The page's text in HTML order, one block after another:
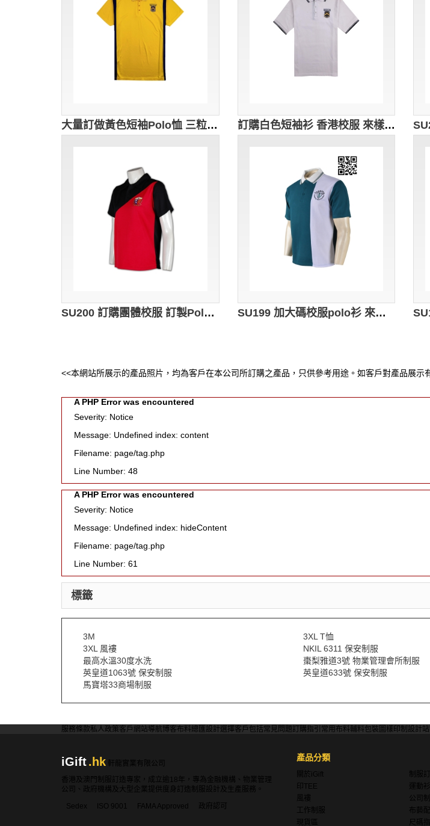
大量訂做黃色短袖Polo恤 三粒鈕扣 來樣訂做學校團隊服 校服派對 校服網上訂購 訂購學校籃球服 校服店 澳洲 SU204 訂購白色短袖衫 香港校服 來樣訂做Polo校服 校友會 舊生紀念 設計男裝Polo短袖衫 校服制服批發 澳洲 高中 校服 SU203
SU200 訂購團體校服 訂製Polo短袖 設計Polo衫款式 來樣訂購校服制服 校服供應商HK SU199 加大碼校服polo衫 來樣訂做 團體繡花運動制服polo衫 logo設計polo衫 校服polo衫專門店
<<本網站所展示的產品照片，均為客戶在本公司所訂購之產品，只供參考用途。如客戶對產品展
A PHP Error was encountered
Severity: Notice
Message: Undefined index: content
Filename: page/tag.php
Line Number: 48
A PHP Error was encountered
Severity: Notice
Message: Undefined index: hideContent
Filename: page/tag.php
Line Number: 61
標籤
3M 3XL T恤
3XL 風褸
NKIL 6311 保安制服
最高水溫30度水洗
棗梨雅道3號 物業管理會所制服
英皇道1063號 保安制服
英皇道633號 保安制服
馬寶塔33商場制服
服務條款私人政策客戶 網站導航博客布料總匯設計選擇客戶包括常見問題訂購指引 常用布料輔料包裝 圖樣印制 設計站
iGift.hk
軒龍實業有限公司
香港及澳門制服訂造專家，成立逾18年，專為金融機構、物業管理
公司、政府機構及大型企業提供度身訂造制服設計及生產服務。
Sedex
ISO 9001 FAMA Approved 政府認可
產品分類
關於iGift
制服
印TEE
運動衫
風褸
公司
工作制服
布藝配
現貨區
尺碼指